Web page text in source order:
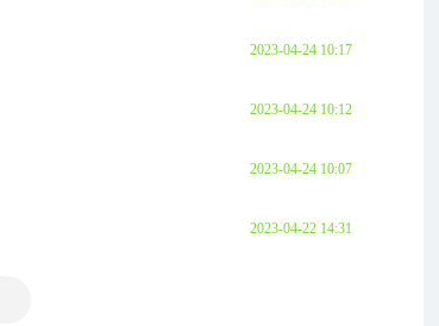
2023-04-24 10:17
2023-04-24 10:12
2023-04-24 10:07
2023-04-22 14:31